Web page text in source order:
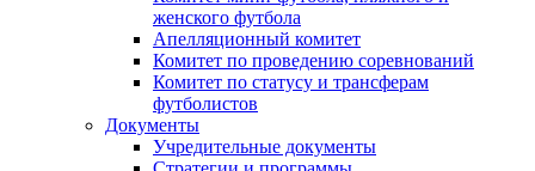
женского футбола
Апелляционный комитет
Комитет по проведению соревнований
Комитет по статусу и трансферам
футболистов
Документы
Учредительные документы